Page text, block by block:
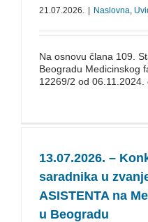
21.07.2026. Naslovna,
Na osnovu člana 109.
Beogradu Medicinskog
12269/2 od
13.07.2026. –
saradnika u
ASISTENTA na
u Beogradu